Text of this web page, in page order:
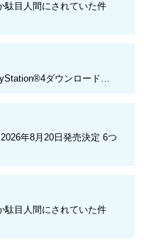
駄目人間にされていた件
ダウンロード…
年8月20日発売決定 6つ
駄目人間にされていた件